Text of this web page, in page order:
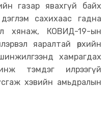
газар явахгүй байх
сахихаас гадна
хянаж, КОВИД-19-ын
яаралтай өрхийн
хамрагдах
тэмдэг илрээгүй
хэвийн амьдралын